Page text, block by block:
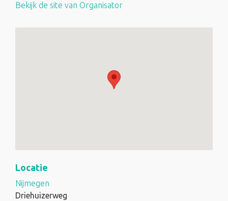
Bekijk de site van Organisator
Locatie
Nijmegen
Driehuizerweg